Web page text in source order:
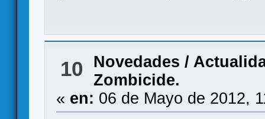
10
Novedades /
Zombicide.
« en: 06 de Mayo de 2012,